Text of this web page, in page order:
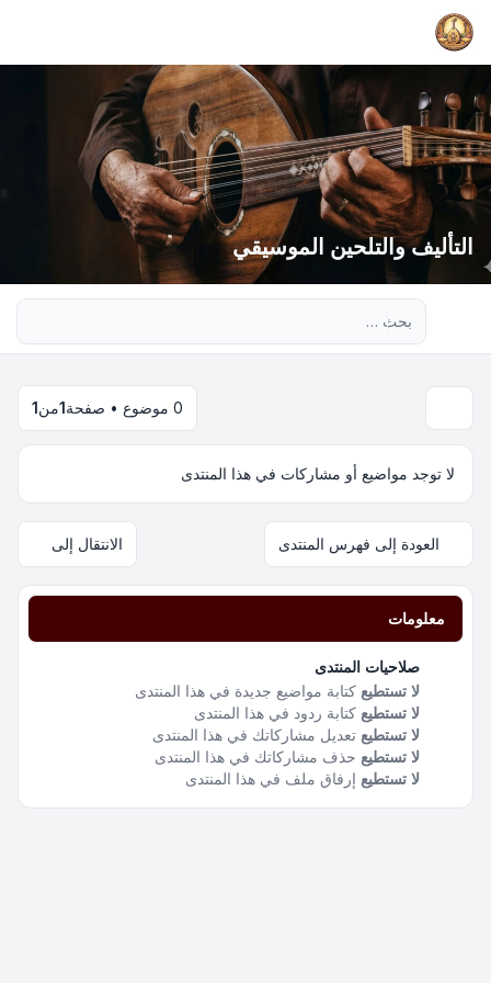
التأليف والتلحين الموسيقي
0 موضوع • صفحة 1من1
لا توجد مواضيع أو مشاركات في هذا المنتدى
العودة إلى فهرس المنتدى الانتقال إلى
معلومات
صلاحيات المنتدى
لا تستطيع كتابة مواضيع جديدة في هذا المنتدى
لا تستطيع كتابة ردود في هذا المنتدى
لا تستطيع تعديل مشاركاتك في هذا المنتدى
لا تستطيع حذف مشاركاتك في هذا المنتدى
لا تستطيع إرفاق ملف في هذا المنتدى